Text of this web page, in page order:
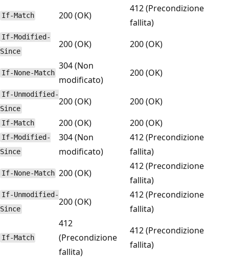
If-Match 200 (OK)
412 (Precondizione
fallita)
If-Modified-
Since
200 (OK) 200 (OK)
If-None-Match
304 (Non
modificato)
200 (OK)
If-Unmodified-
Since
200 (OK) 200 (OK)
If-Match 200 (OK) 200 (OK)
If-Modified-
Since
304 (Non
modificato)
412 (Precondizione
fallita)
If-None-Match 200 (OK)
412 (Precondizione
fallita)
If-Unmodified-
Since
200 (OK)
412 (Precondizione
fallita)
If-Match
412
(Precondizione
fallita)
412 (Precondizione
fallita)